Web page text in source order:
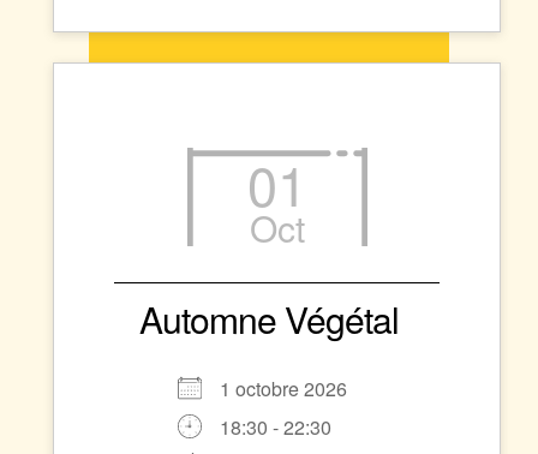
01
Oct
Automne Végétal
1 octobre 2026
18:30 - 22:30